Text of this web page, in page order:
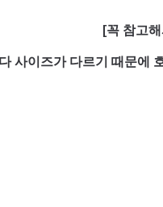
[꼭 참고
사이즈가 다르기 때문에